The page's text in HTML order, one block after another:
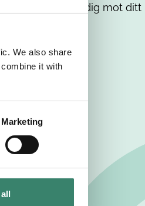
We also share
it with
Marketing
matchar vi dig mot ditt